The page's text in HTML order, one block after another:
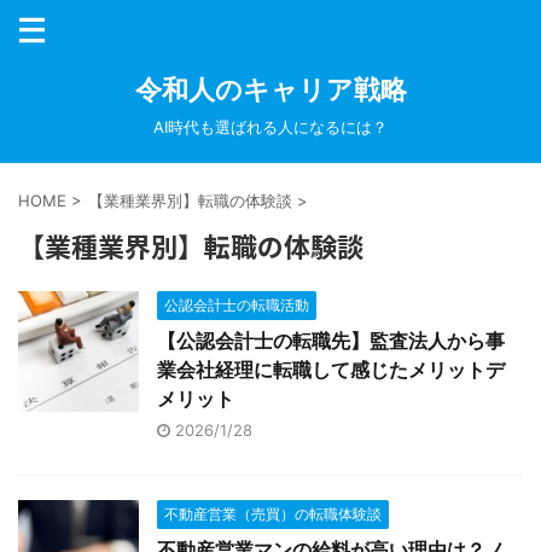
令和人のキャリア戦略
AI時代も選ばれる人になるには？
HOME > 【業種業界別】転職の体験談 >
【業種業界別】転職の体験談
公認会計士の転職活動
【公認会計士の転職先】監査法人から事
業会社経理に転職して感じたメリットデ
メリット
2026/1/28
不動産営業（売買）の転職体験談